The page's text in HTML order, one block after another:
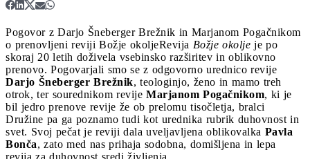
Pogovor z Darjo Šneberger Brežnik in Marjanom Pogačnikom
o prenovljeni reviji Božje okoljeRevija Božje okolje je po
skoraj 20 letih doživela vsebinsko razširitev in oblikovno
prenovo. Pogovarjali smo se z odgovorno urednico revije
Darjo Šneberger Brežnik, teologinjo, ženo in mamo treh
otrok, ter sourednikom revije Marjanom Pogačnikom, ki je
bil jedro prenove revije že ob prelomu tisočletja, bralci
Družine pa ga poznamo tudi kot urednika rubrik duhovnost in
svet. Svoj pečat je reviji dala uveljavljena oblikovalka Pavla
Bonča, zato med nas prihaja sodobna, domišljena in lepa
revija za duhovnost sredi življenja.